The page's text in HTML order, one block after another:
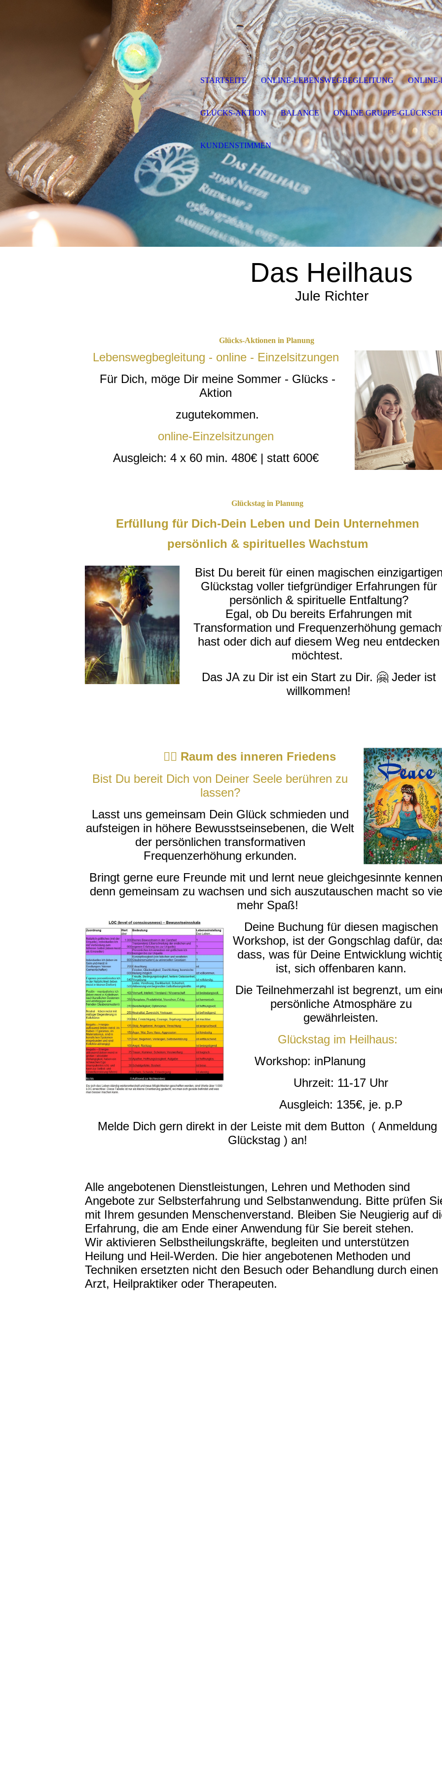
Das Heilhaus
Jule Richter
Glücks-Aktionen in Planung
Lebenswegbegleitung - online - Einzelsitzungen
Für Dich, möge Dir meine Sommer - Glücks -
Aktion
zugutekommen.
online-Einzelsitzungen
Ausgleich: 4 x 60 min. 480€ | statt 600€
Glückstag in Planung
Erfüllung für Dich-Dein Leben und Dein Unternehmen
persönlich & spirituelles Wachstum
Bist Du bereit für einen magischen
Glückstag voller tiefgründiger Erfahrungen für
persönlich & spirituelle Entfaltung?
Egal, ob Du bereits Erfahrungen mit
Transformation und Frequenzerhöhung
hast oder dich auf diesem Weg neu entdecken
möchtest.
Das JA zu Dir ist ein Start zu Dir. 🤗 Jeder ist
willkommen!
🧘‍♀️ Raum des inneren Friedens
Bist Du bereit Dich von Deiner Seele berühren zu
lassen?
Lasst uns gemeinsam Dein Glück schmieden und
aufsteigen in höhere Bewusstseinsebenen, die Welt
der persönlichen transformativen
Frequenzerhöhung erkunden.
Bringt gerne eure Freunde mit und lernt neue gleichgesinnte
denn gemeinsam zu wachsen und sich auszutauschen macht so
mehr Spaß!
Deine Buchung für diesen magischen
Workshop, ist der Gongschlag dafür,
dass, was für Deine Entwicklung
ist, sich offenbaren kann.
Die Teilnehmerzahl ist begrenzt, um
persönliche Atmosphäre zu
gewährleisten.
Glückstag im Heilhaus:
Workshop: inPlanung
Uhrzeit: 11-17 Uhr
Ausgleich: 135€, je. p.P
Melde Dich gern direkt in der Leiste mit dem Button ( Anmeldung
Glückstag ) an!
Alle angebotenen Dienstleistungen, Lehren und Methoden sind
Angebote zur Selbsterfahrung und Selbstanwendung. Bitte prüfen
mit Ihrem gesunden Menschenverstand. Bleiben Sie Neugierig auf
Erfahrung, die am Ende einer Anwendung für Sie bereit stehen.
Wir aktivieren Selbstheilungskräfte, begleiten und unterstützen
Heilung und Heil-Werden. Die hier angebotenen Methoden und
Techniken ersetzten nicht den Besuch oder Behandlung durch einen
Arzt, Heilpraktiker oder Therapeuten.
STARTSEITE ONLINE-LEBENSWEGBEGLEITUNG
GLÜCKS-AKTION BALANCE ONLINE GRUPPE-
KUNDENSTIMMEN